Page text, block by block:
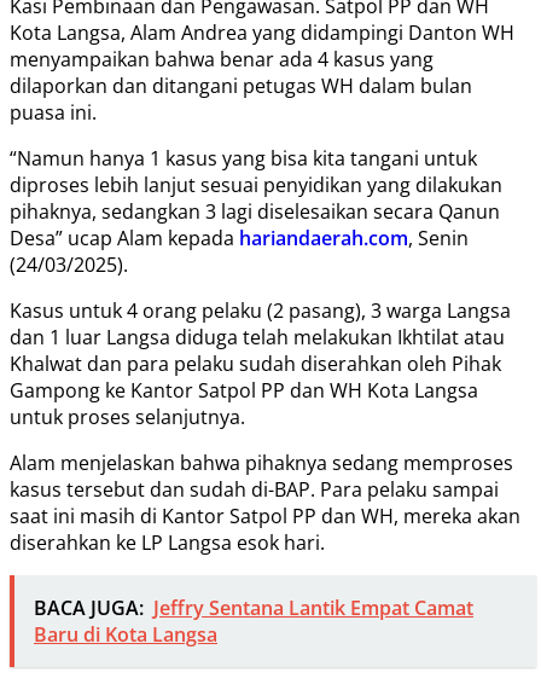
Kasi Pembinaan dan Pengawasan. Satpol PP dan WH
Kota Langsa, Alam Andrea yang didampingi Danton WH
menyampaikan bahwa benar ada 4 kasus yang
dilaporkan dan ditangani petugas WH dalam bulan
puasa ini.
“Namun hanya 1 kasus yang bisa kita tangani untuk
diproses lebih lanjut sesuai penyidikan yang dilakukan
pihaknya, sedangkan 3 lagi diselesaikan secara Qanun
Desa” ucap Alam kepada hariandaerah.com, Senin
(24/03/2025).
Kasus untuk 4 orang pelaku (2 pasang), 3 warga Langsa
dan 1 luar Langsa diduga telah melakukan Ikhtilat atau
Khalwat dan para pelaku sudah diserahkan oleh Pihak
Gampong ke Kantor Satpol PP dan WH Kota Langsa
untuk proses selanjutnya.
Alam menjelaskan bahwa pihaknya sedang memproses
kasus tersebut dan sudah di-BAP. Para pelaku sampai
saat ini masih di Kantor Satpol PP dan WH, mereka akan
diserahkan ke LP Langsa esok hari.
BACA JUGA: Jeffry Sentana Lantik Empat Camat
Baru di Kota Langsa